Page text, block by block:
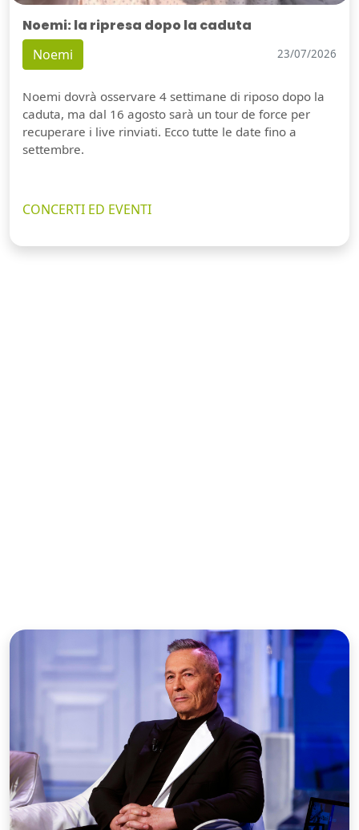
Noemi: la ripresa dopo la caduta
Noemi 23/07/2026
Noemi dovrà osservare 4 settimane di riposo dopo la
caduta, ma dal 16 agosto sarà un tour de force per
recuperare i live rinviati. Ecco tutte le date fino a
settembre.
CONCERTI ED EVENTI